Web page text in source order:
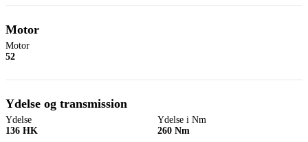
Motor
Motor
52
Ydelse og transmission
Ydelse
136 HK
Ydelse i Nm
260 Nm